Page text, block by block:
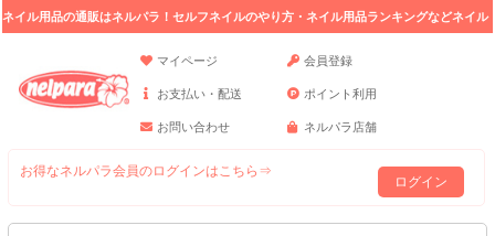
ネイル用品の通販はネルパラ！セルフネイルのやり方・ネイル用品ランキングなどネイル
マイページ
会員登録
お支払い・配送 ポイント利用
お問い合わせ ネルパラ店舗
お得なネルパラ会員のログインはこちら⇒
ログイン